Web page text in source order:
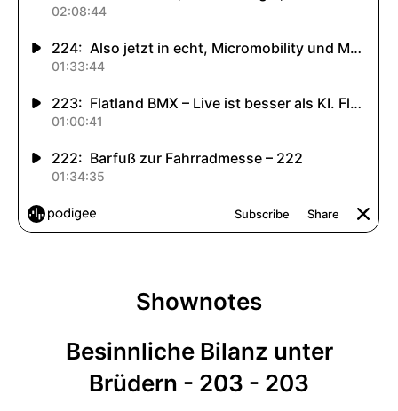
Shownotes
Besinnliche Bilanz unter
Brüdern - 203 - 203